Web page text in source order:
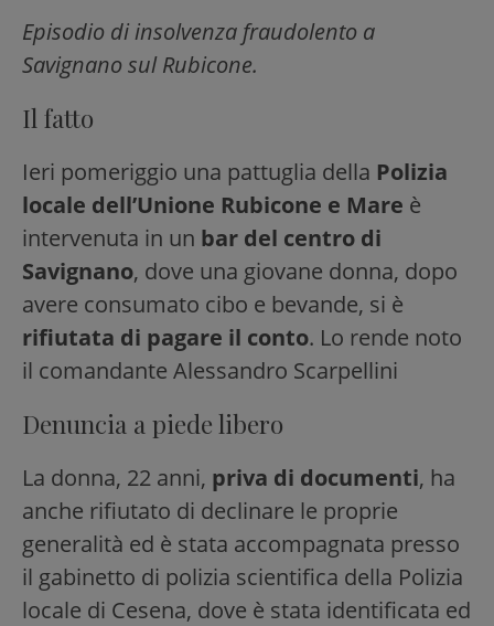
Episodio di insolvenza fraudolento a
Savignano sul Rubicone.
Il fatto
Ieri pomeriggio una pattuglia della Polizia
locale dell’Unione Rubicone e Mare è
intervenuta in un bar del centro di
Savignano, dove una giovane donna, dopo
avere consumato cibo e bevande, si è
rifiutata di pagare il conto. Lo rende noto
il comandante Alessandro Scarpellini
Denuncia a piede libero
La donna, 22 anni, priva di documenti, ha
anche rifiutato di declinare le proprie
generalità ed è stata accompagnata presso
il gabinetto di polizia scientifica della Polizia
locale di Cesena, dove è stata identificata ed